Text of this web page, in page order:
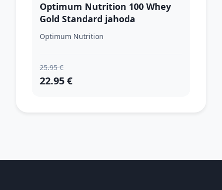
Optimum Nutrition 100 Whey
Gold Standard jahoda
Optimum Nutrition
25.95 €
22.95 €